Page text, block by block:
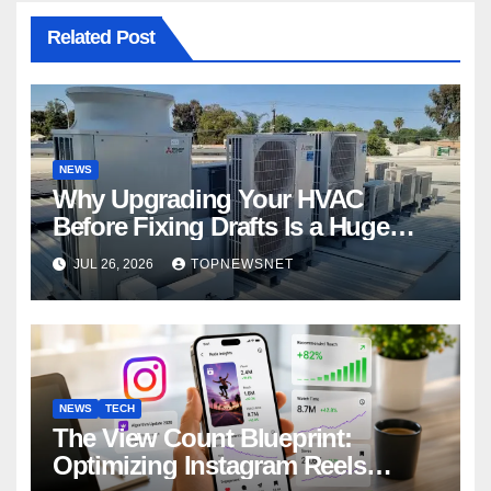
Related Post
NEWS
Why Upgrading Your HVAC
Before Fixing Drafts Is a Huge
Financial Mistake
JUL 26, 2026 TOPNEWSNET
NEWS TECH
The View Count Blueprint:
Optimizing Instagram Reels